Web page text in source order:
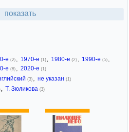
показать
е (2) , 1970-е (1) , 1980-е (2) , 1990-е (5) ,
е (8) , 2020-е (1)
(3) , не указан (1)
, Т. Зюликова (3)